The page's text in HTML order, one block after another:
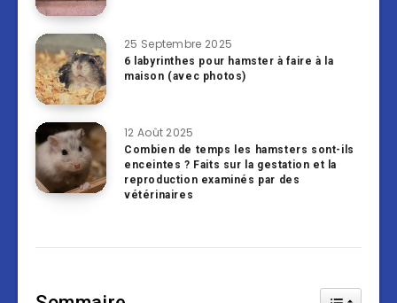
25 Septembre 2025
6 labyrinthes pour hamster à faire à la
maison (avec photos)
12 Août 2025
Combien de temps les hamsters sont-ils
enceintes ? Faits sur la gestation et la
reproduction examinés par des
vétérinaires
Toggle